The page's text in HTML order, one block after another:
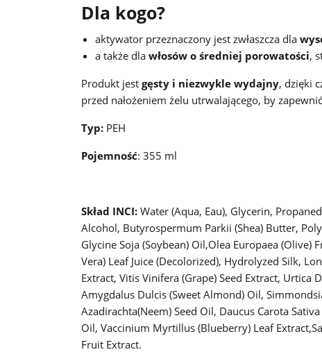
Dla kogo?
aktywator przeznaczony jest zwłaszcza dla
a także dla włosów o średniej porowatości,
Produkt jest gęsty i niezwykle wydajny, dzięki
przed nałożeniem żelu utrwalającego, by
Typ: PEH
Pojemność: 355 ml
Skład INCI: Water (Aqua, Eau), Glycerin,
Alcohol, Butyrospermum Parkii (Shea) Butter,
Glycine Soja (Soybean) Oil,Olea Europaea
Vera) Leaf Juice (Decolorized), Hydrolyzed Silk,
Extract, Vitis Vinifera (Grape) Seed Extract, Urtica
Amygdalus Dulcis (Sweet Almond) Oil,
Azadirachta(Neem) Seed Oil, Daucus Carota
Oil, Vaccinium Myrtillus (Blueberry) Leaf
Fruit Extract.